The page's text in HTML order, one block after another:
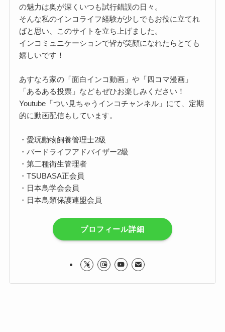
の魅力は奥が深くいつも試行錯誤の日々。
そんな私のインコライフ経験が少しでもお役に立てれ
ばと思い、このサイトを立ち上げました。
インコミュニケーションで皆が笑顔になれたらとても
嬉しいです！
あすなろ家の「面白インコ動画」や「四コマ漫画」
「あるある投票」などもぜひお楽しみください！
Youtube「つい見ちゃうインコチャンネル」にて、定期
的に動画配信もしています。
・愛玩動物飼養管理士2級
・バードライフアドバイザー2級
・第二種衛生管理者
・TSUBASA正会員
・日本鳥学会会員
・日本鳥類保護連盟会員
プロフィール詳細